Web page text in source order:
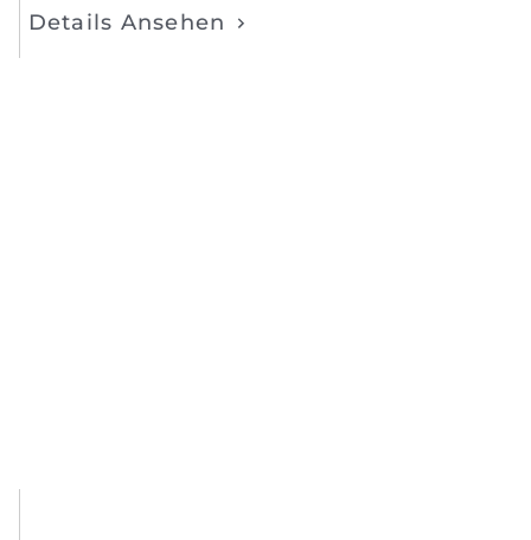
Details Ansehen